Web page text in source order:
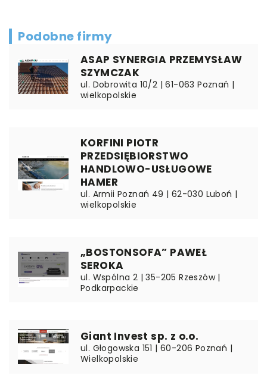
Podobne firmy
ASAP SYNERGIA PRZEMYSŁAW
SZYMCZAK
ul. Dobrowita 10/2 | 61-063 Poznań |
wielkopolskie
KORFINI PIOTR
PRZEDSIĘBIORSTWO
HANDLOWO-USŁUGOWE
HAMER
ul. Armii Poznań 49 | 62-030 Luboń |
wielkopolskie
„BOSTONSOFA” PAWEŁ
SEROKA
ul. Wspólna 2 | 35-205 Rzeszów |
Podkarpackie
Giant Invest sp. z o.o.
ul. Głogowska 151 | 60-206 Poznań |
Wielkopolskie